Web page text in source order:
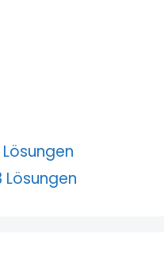
Lösungen